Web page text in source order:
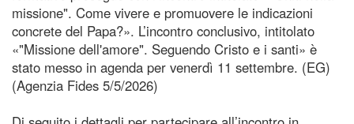
missione". Come vivere e promuovere le indicazioni
concrete del Papa?». L’incontro conclusivo, intitolato
«"Missione dell'amore". Seguendo Cristo e i santi» è
stato messo in agenda per venerdì 11 settembre. (EG)
(Agenzia Fides 5/5/2026)